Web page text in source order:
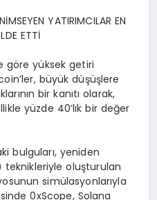
YATIRIMCILAR EN
ETTİ
göre yüksek getiri
büyük düşüşlere
bir kanıtı olarak,
yüzde 40’lık bir değer
bulguları, yeniden
oluşturulan
simülasyonlarıyla
0xScope, Solana